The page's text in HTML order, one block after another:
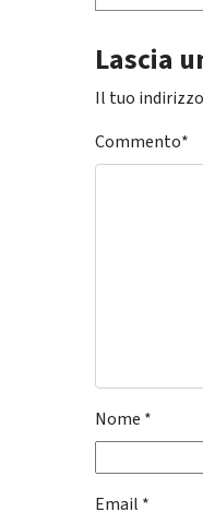
Lascia
Il tuo
Commento*
Nome *
Email *